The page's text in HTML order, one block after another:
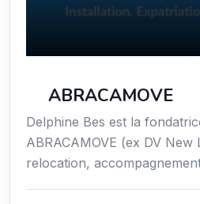
ABRACAMOVE
Delphine Bes est la
ABRACAMOVE (ex DV New
relocation,